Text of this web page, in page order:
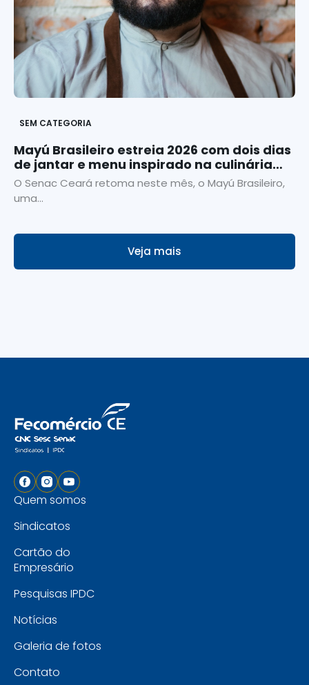
SEM CATEGORIA
Mayú Brasileiro estreia 2026 com dois dias
de jantar e menu inspirado na culinária
goiana
O Senac Ceará retoma neste mês, o Mayú Brasileiro,
uma...
Veja mais
Quem somos
Sindicatos
Cartão do
Empresário
Pesquisas IPDC
Notícias
Galeria de fotos
Contato